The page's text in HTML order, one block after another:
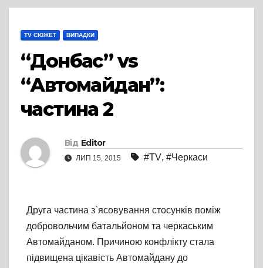
TV СЮЖЕТ ВИПАДКИ
“Донбас” vs
“Автомайдан”:
частина 2
Від Editor
ЛИП 15, 2015 #TV, #Черкаси
Друга частина з`ясовування стосунків поміж
добровольчим батальйоном та черкаським
Автомайданом. Причиною конфлікту стала
підвищена цікавість Автомайдану до